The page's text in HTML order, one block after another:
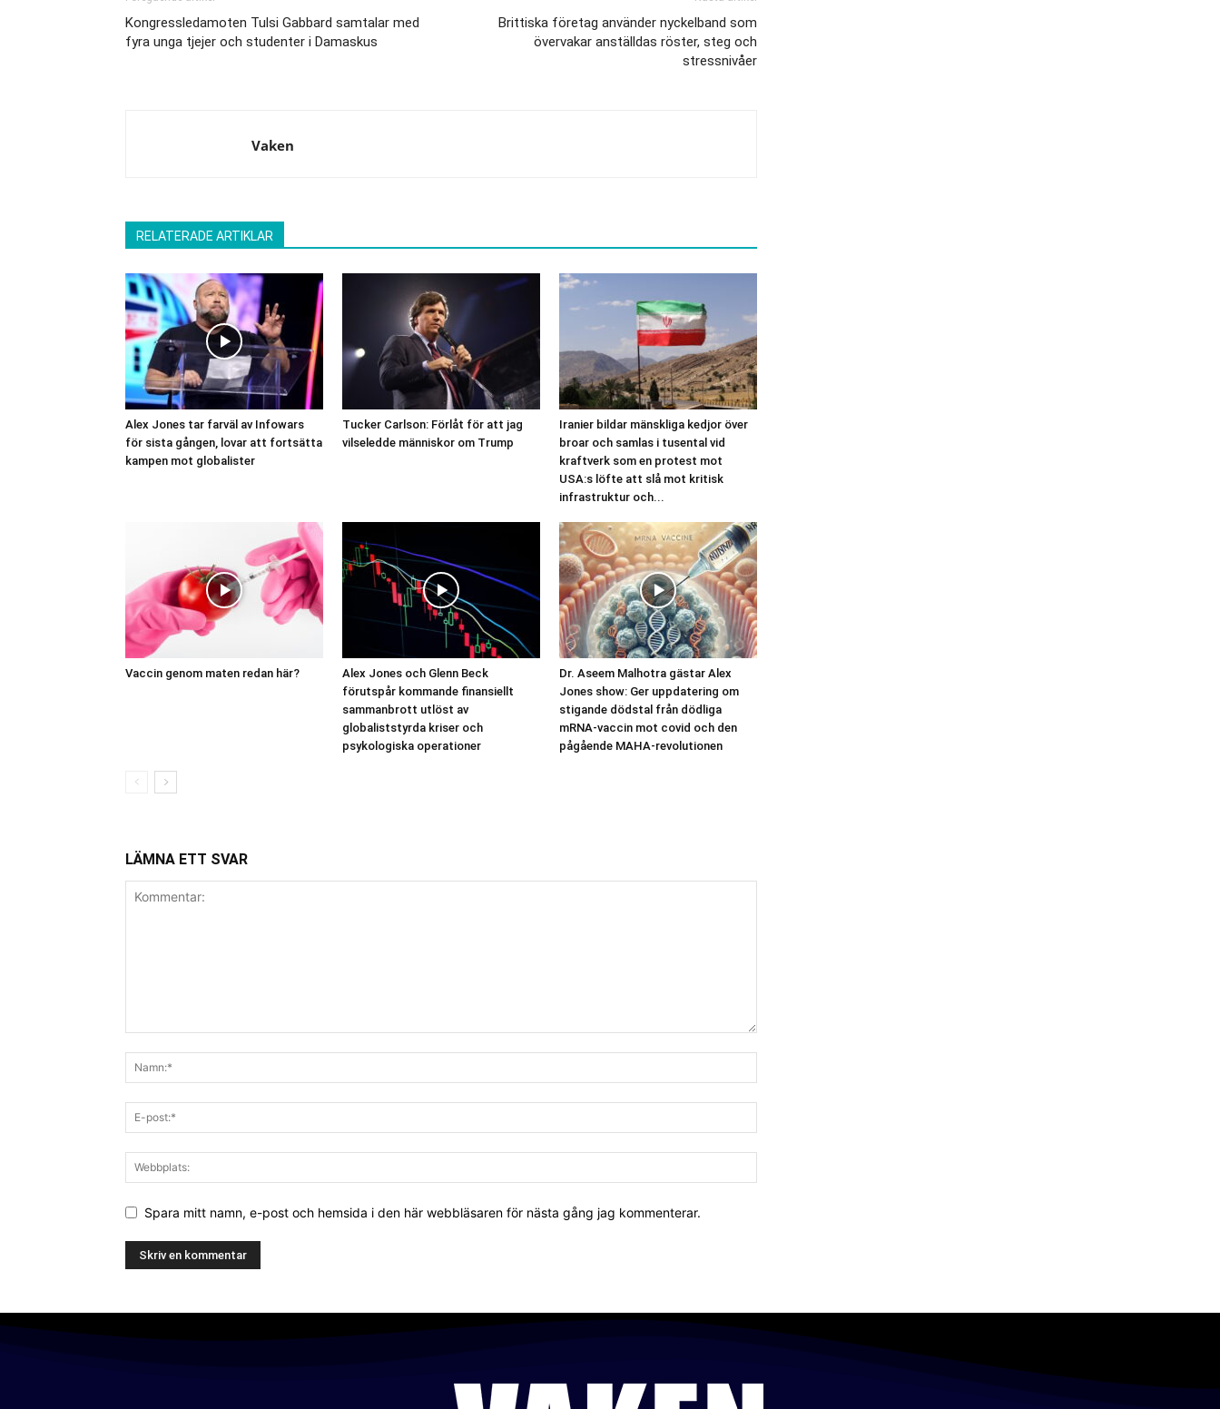
Kongressledamoten Tulsi Gabbard samtalar med
fyra unga tjejer och studenter i Damaskus
Brittiska företag använder nyckelband som
övervakar anställdas röster, steg och
stressnivåer
Vaken
RELATERADE ARTIKLAR
Alex Jones tar farväl av Infowars
för sista gången, lovar att fortsätta
kampen mot globalister
Tucker Carlson: Förlåt för att jag
vilseledde människor om Trump
Iranier bildar mänskliga kedjor över
broar och samlas i tusental vid
kraftverk som en protest mot
USA:s löfte att slå mot kritisk
infrastruktur och...
Vaccin genom maten redan här?
Alex Jones och Glenn Beck
förutspår kommande finansiellt
sammanbrott utlöst av
globaliststyrda kriser och
psykologiska operationer
Dr. Aseem Malhotra gästar Alex
Jones show: Ger uppdatering om
stigande dödstal från dödliga
mRNA-vaccin mot covid och den
pågående MAHA-revolutionen
LÄMNA ETT SVAR
Spara mitt namn, e-post och hemsida i den här webbläsaren för nästa gång jag kommenterar.